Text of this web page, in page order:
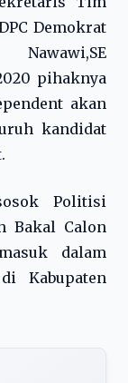
Demokrat
pihaknya
akan
kandidat
Politisi
Bakal Calon
dalam
Kabupaten